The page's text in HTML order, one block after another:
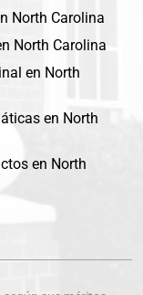
North Carolina
North Carolina
en North
en North
en North